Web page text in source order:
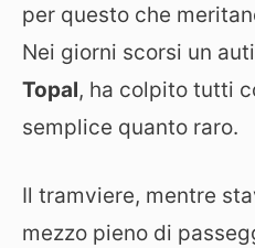
per questo che
Nei giorni scorsi un
Topal, ha colpito tutti
semplice quanto raro.
Il tramviere, mentre
mezzo pieno di